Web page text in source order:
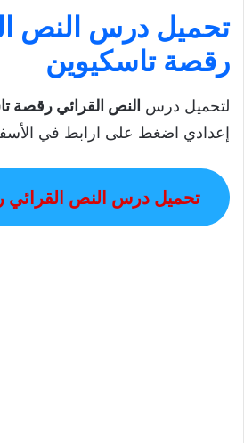
تحميل درس النص
رقصة تاسكيوين
لتحميل درس النص القرائي رقصة
إعدادي اضغط على ارابط في
تحميل درس النص القرائي